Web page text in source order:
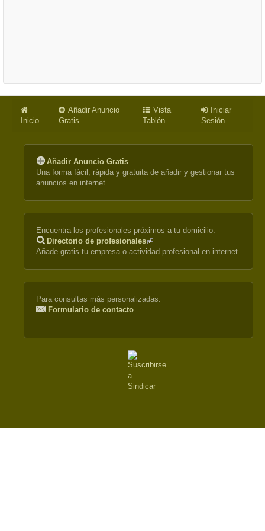
Inicio
Añadir Anuncio
Gratis
Vista
Tablón
Iniciar
Sesión
Añadir Anuncio Gratis
Una forma fácil, rápida y gratuita de añadir y gestionar tus
anuncios en internet.
Encuentra los profesionales próximos a tu domicilio.
Directorio de profesionales(link
is
Añade gratis tu empresa o actividad profesional en internet.
Para consultas más personalizadas:
Formulario de contacto